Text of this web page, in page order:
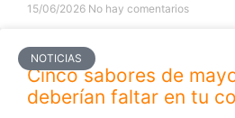
15/06/2026 No hay comentarios
NOTICIAS
Cinco sabores de
deberían faltar en tu